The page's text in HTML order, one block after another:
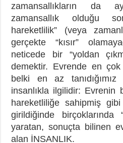
zamansallıkların da
zamansallık olduğu
hareketlilik” (veya
gerçekte “kısır”
neticede bir “yoldan
demektir. Evrende en
belki en az tanıdığımız
insanlıkla ilgilidir: Evrenin
hareketliliğe sahipmiş
girildiğinde birçoklarında
yaratan, sonuçta bilinen
alan İNSANLIK.